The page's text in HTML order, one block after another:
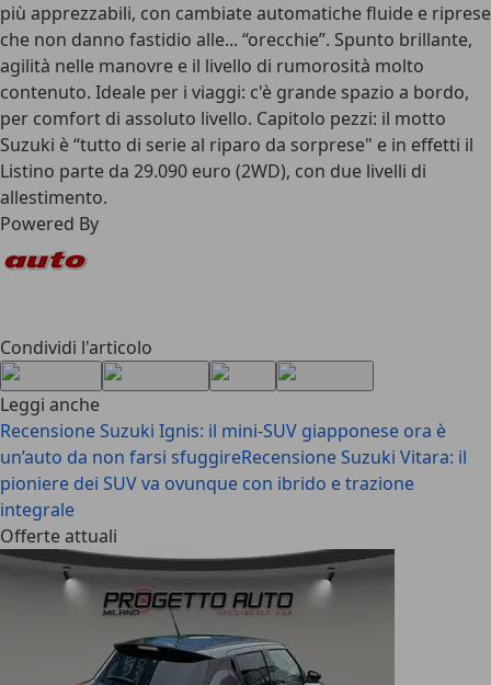
più apprezzabili, con cambiate automatiche fluide e riprese
che non danno fastidio alle... “orecchie”. Spunto brillante,
agilità nelle manovre e il livello di rumorosità molto
contenuto. Ideale per i viaggi: c'è grande spazio a bordo,
per comfort di assoluto livello. Capitolo pezzi: il motto
Suzuki è “tutto di serie al riparo da sorprese" e in effetti il
Listino parte da 29.090 euro (2WD), con due livelli di
allestimento.
Powered By
Condividi l'articolo
Leggi anche
Recensione Suzuki Ignis: il mini-SUV giapponese ora è
un’auto da non farsi sfuggireRecensione Suzuki Vitara: il
pioniere dei SUV va ovunque con ibrido e trazione
integrale
Offerte attuali